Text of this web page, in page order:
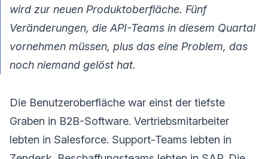
wird zur neuen Produktoberfläche. Fünf
Veränderungen, die API-Teams in diesem Quartal
vornehmen müssen, plus das eine Problem, das
noch niemand gelöst hat.
Die Benutzeroberfläche war einst der tiefste
Graben in B2B-Software. Vertriebsmitarbeiter
lebten in Salesforce. Support-Teams lebten in